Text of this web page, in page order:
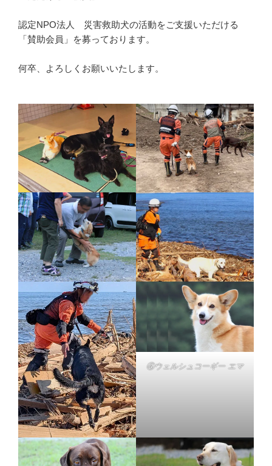
認定NPO法人 災害救助犬の活動をご支援いただける
「賛助会員」を募っております。
何卒、よろしくお願いいたします。
④ウェルシュコーギー エマ